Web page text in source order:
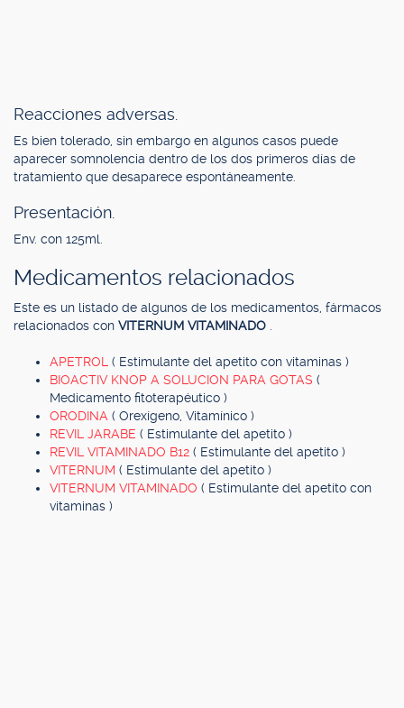
Reacciones adversas.
Es bien tolerado, sin embargo en algunos casos puede
aparecer somnolencia dentro de los dos primeros días de
tratamiento que desaparece espontáneamente.
Presentación.
Env. con 125ml.
Medicamentos relacionados
Este es un listado de algunos de los medicamentos, fármacos
relacionados con VITERNUM VITAMINADO
APETROL ( Estimulante del apetito con vitaminas )
BIOACTIV KNOP A SOLUCION PARA GOTAS (
Medicamento fitoterapéutico )
ORODINA ( Orexígeno, Vitamínico )
REVIL JARABE ( Estimulante del apetito )
REVIL VITAMINADO B12 ( Estimulante del apetito )
VITERNUM ( Estimulante del apetito )
VITERNUM VITAMINADO ( Estimulante del apetito con
vitaminas )